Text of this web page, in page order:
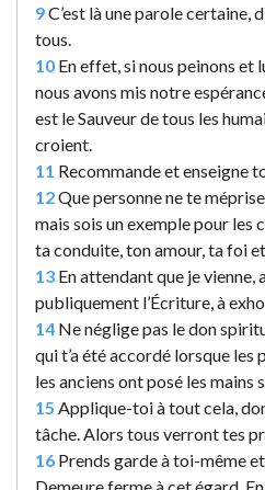
9C’est là une parole certaine,
tous.
10 En effet, si nous peinons et
nous avons mis notre
est le Sauveur de tous les
croient.
11 Recommande et enseigne
12Que personne ne te
mais sois un exemple pour les
ta conduite, ton amour, ta foi
13 En attendant que je
publiquement l’Écriture, à
14 Ne néglige pas le don
qui t’a été accordé lorsque
les anciens ont posé les mains
15 Applique-toi à tout cela,
tâche. Alors tous verront tes
16 Prends garde à toi-même
Demeure ferme à cet égard.